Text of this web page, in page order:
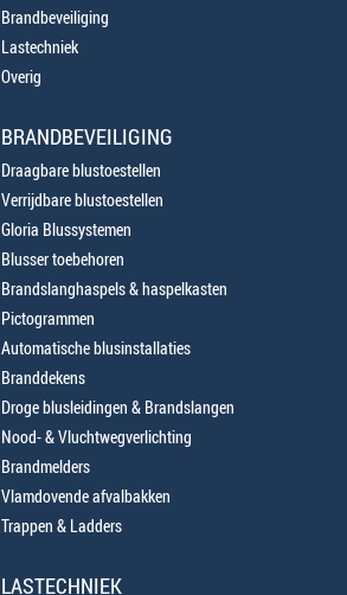
Brandbeveiliging
Lastechniek
Overig
BRANDBEVEILIGING
Draagbare blustoestellen
Verrijdbare blustoestellen
Gloria Blussystemen
Blusser toebehoren
Brandslanghaspels & haspelkasten
Pictogrammen
Automatische blusinstallaties
Branddekens
Droge blusleidingen & Brandslangen
Nood- & Vluchtwegverlichting
Brandmelders
Vlamdovende afvalbakken
Trappen & Ladders
LASTECHNIEK